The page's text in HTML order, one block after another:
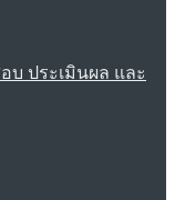
ประเมินผล และ